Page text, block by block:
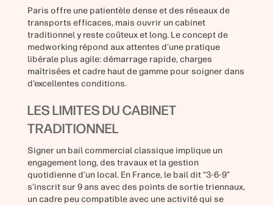
Paris offre une patientèle dense et des réseaux de
transports efficaces, mais ouvrir un cabinet
traditionnel y reste coûteux et long. Le concept de
medworking répond aux attentes d’une pratique
libérale plus agile: démarrage rapide, charges
maîtrisées et cadre haut de gamme pour soigner dans
d’excellentes conditions.
LES LIMITES DU CABINET
TRADITIONNEL
Signer un bail commercial classique implique un
engagement long, des travaux et la gestion
quotidienne d’un local. En France, le bail dit “3-6-9”
s’inscrit sur 9 ans avec des points de sortie triennaux,
un cadre peu compatible avec une activité qui se